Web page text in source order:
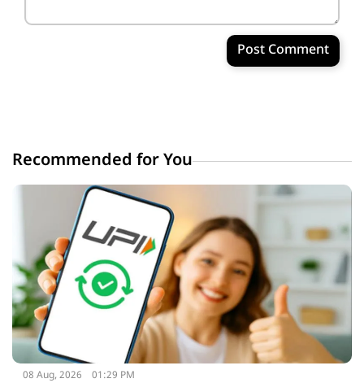
Post Comment
Recommended for You
08 Aug, 2026 01:29 PM